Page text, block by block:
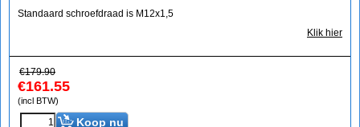
Standaard schroefdraad is M12x1,5
Klik hier
€179.90
€161.55
(incl BTW)
Koop nu